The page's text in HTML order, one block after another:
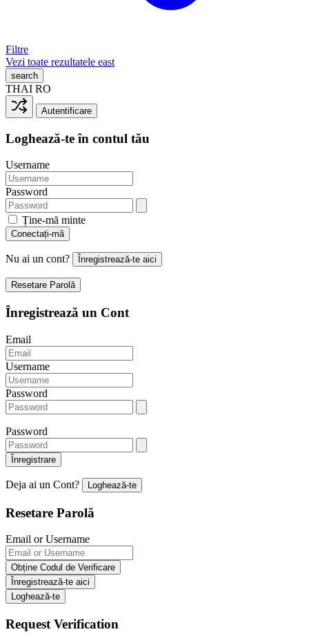
Filtre
Vezi toate rezultatele east
search
THAI RO
Autentificare
Loghează-te în contul tău
Username
Password
Ține-mă minte
Conectați-mă
Nu ai un cont? Înregistrează-te aici
Resetare Parolă
Înregistrează un Cont
Email
Username
Password
Password
Înregistrare
Deja ai un Cont? Loghează-te
Resetare Parolă
Email or Username
Obține Codul de Verificare
Înregistrează-te aici
Loghează-te
Request Verification